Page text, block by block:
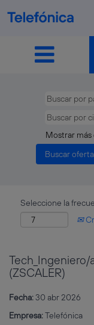
Mostrar
Seleccione la
Tech_Ingeniero/
(ZSCALER)
Fecha:30 abr 2026
Empresa:Telefónica